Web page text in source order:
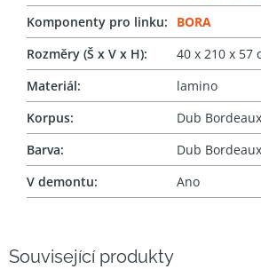
Související produkty
Komponenty pro linku:
BORA
Rozměry (Š x V x H):
40 x 210 x 57
Materiál:
lamino
Korpus:
Dub Bordeaux
Barva:
Dub
V demontu: Ano